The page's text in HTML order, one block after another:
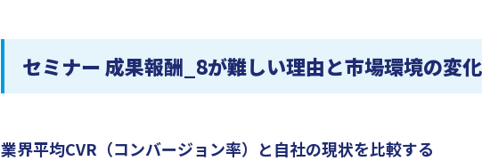
セミナー 成果報酬_8が難しい理由と市場環境の変化
業界平均CVR（コンバージョン率）と自社の現状を比較する